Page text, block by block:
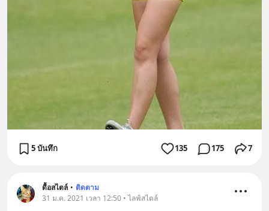
5 บันทึก 135 175 7
ดื้อสไตล์ • ติดตาม
31 ม.ค. 2021 เวลา 12:50 • ไลฟ์สไตล์